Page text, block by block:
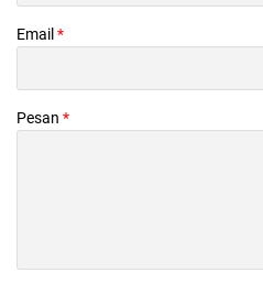
Email *
Pesan *